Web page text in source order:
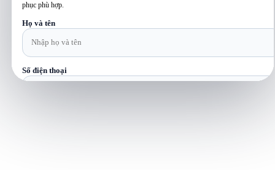
phục phù hợp.
Họ và tên
Số điện thoại